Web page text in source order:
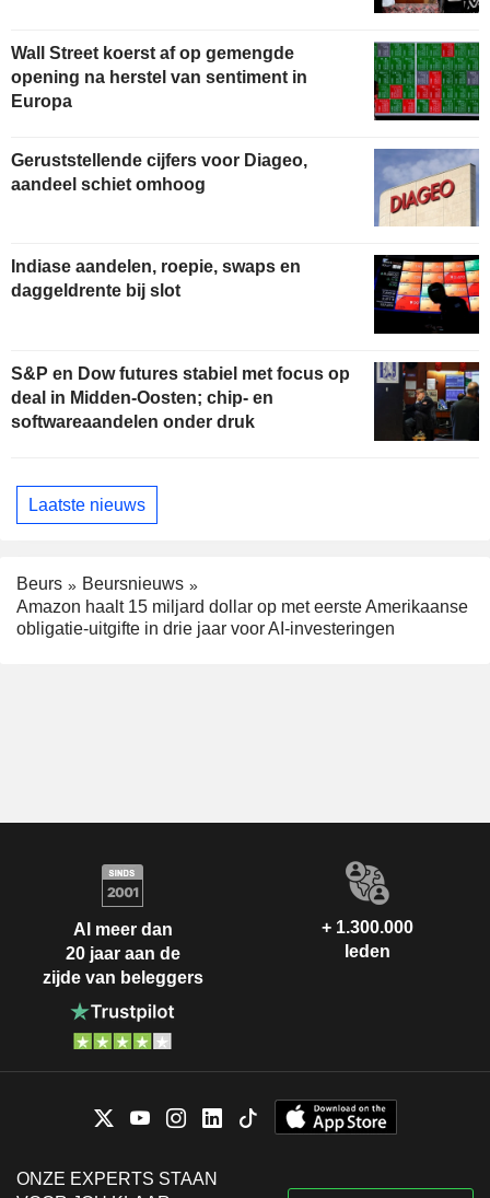
Wall Street koerst af op gemengde
opening na herstel van sentiment in
Europa
Geruststellende cijfers voor Diageo,
aandeel schiet omhoog
Indiase aandelen, roepie, swaps en
daggeldrente bij slot
S&P en Dow futures stabiel met focus op
deal in Midden-Oosten; chip- en
softwareaandelen onder druk
Laatste nieuws
Beurs
Beursnieuws
Amazon haalt 15 miljard dollar op met eerste Amerikaanse
obligatie-uitgifte in drie jaar voor AI-investeringen
Al meer dan
20 jaar aan de
zijde van beleggers
+ 1.300.000
leden
ONZE EXPERTS STAAN